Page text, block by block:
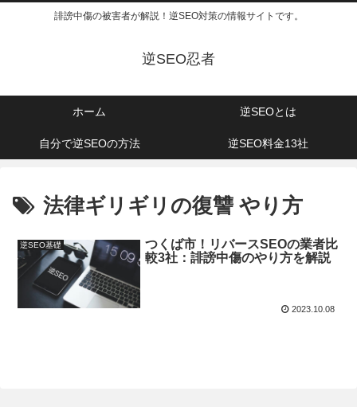
誹謗中傷の被害者が解説！逆SEO対策の情報サイトです。
逆SEO忍者
ホーム 逆SEOとは
自分で逆SEOの方法 逆SEO料金13社
法律ギリギリの復讐 やり方
逆SEO基礎
つくば市！リバースSEOの業者比
較3社：誹謗中傷のやり方を解説
2023.10.08